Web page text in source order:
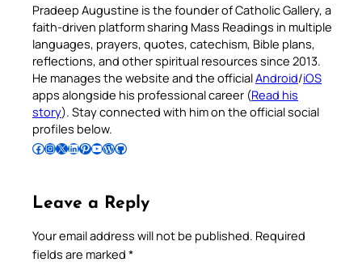
Pradeep Augustine is the founder of Catholic Gallery, a
faith-driven platform sharing Mass Readings in multiple
languages, prayers, quotes, catechism, Bible plans,
reflections, and other spiritual resources since 2013.
He manages the website and the officialAndroid/iOS
apps alongside his professional career (Read his
story). Stay connected with him on the official social
profiles below.
Follow Pradeep on Facebook Follow Pradeep on InstagramFollow Pradeep on X Follow Pradeep on LinkedIn Follow Pradeep on Pinterest Subscribe to Pradeep’s Youtube Channel Follow Pradeep on WordPress Follow Pradeep on GitHub
Leave a Reply
Your email address will not be published. Required
fields are marked *